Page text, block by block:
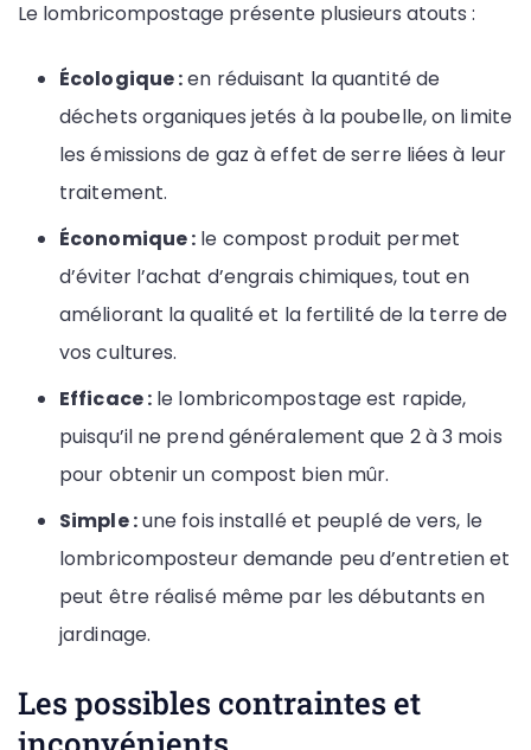
Le lombricompostage présente plusieurs atouts :
Écologique :en réduisant la quantité de
déchets organiques jetés à la poubelle, on limite
les émissions de gaz à effet de serre liées à leur
traitement.
Économique : le compost produit permet
d’éviter l’achat d’engrais chimiques, tout en
améliorant la qualité et la fertilité de la terre de
vos cultures.
Efficace : le lombricompostage est rapide,
puisqu’il ne prend généralement que 2 à 3 mois
pour obtenir un compost bien mûr.
Simple :une fois installé et peuplé de vers, le
lombricomposteur demande peu d’entretien et
peut être réalisé même par les débutants en
jardinage.
Les possibles contraintes et